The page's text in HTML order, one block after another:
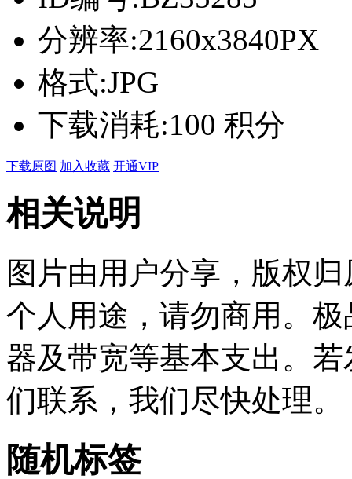
分辨率:2160x3840PX
格式:JPG
下载消耗:100 积分
下载原图 加入收藏 开通VIP
相关说明
图片由用户分享，版权
个人用途，请勿商用。
器及带宽等基本支出。
们联系，我们尽快处理。
随机标签